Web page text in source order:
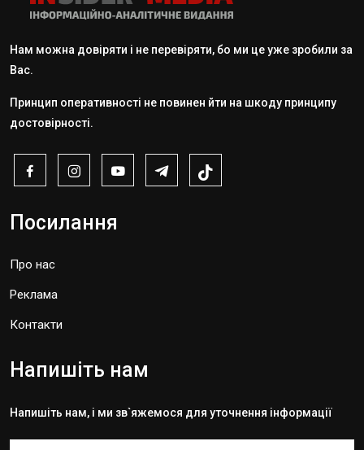
Нам можна довіряти і не перевіряти, бо ми це уже зробили за
Вас.
Принцип оперативності не повинен йти на шкоду принципу
достовірності.
Посилання
Про нас
Реклама
Контакти
Напишіть нам
Напишіть нам, і ми зв`яжемося для уточнення інформації